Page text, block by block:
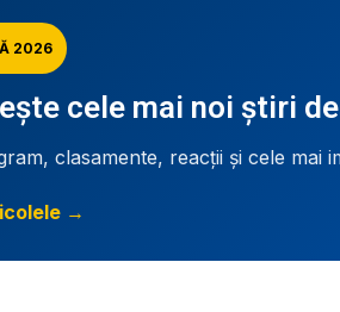
2026
cele mai noi știri
clasamente, reacții și cele mai
→